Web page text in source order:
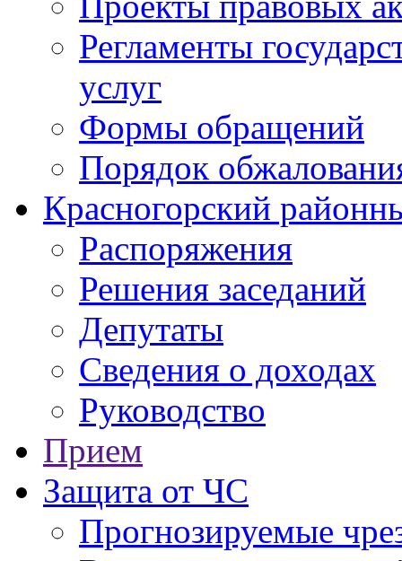
Регламенты
услуг
Формы обращений
Порядок
Красногорский
Распоряжения
Решения заседаний
Депутаты
Сведения о доходах
Руководство
Прием
Защита от ЧС
Прогнозируемые